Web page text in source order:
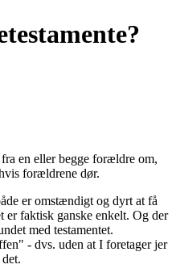
en eller begge forældre om,
forældrene dør.
er omstændigt og dyrt at få
er faktisk ganske enkelt. Og der
med testamentet.
- dvs. uden at I foretager jer